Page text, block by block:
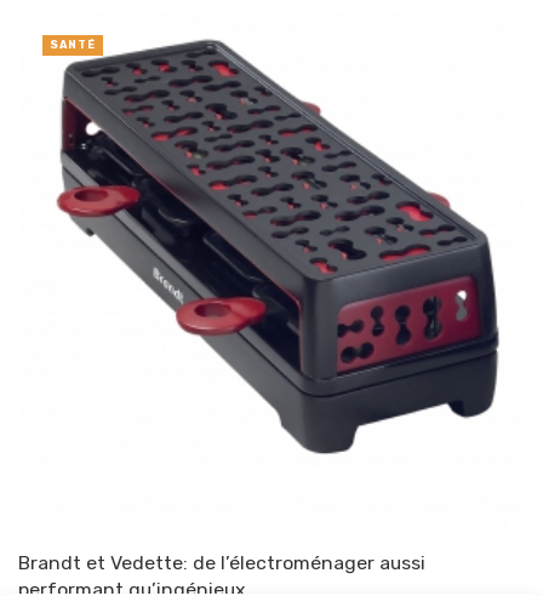
Brandt et Vedette: de l’électroménager aussi
performant qu’ingénieux
SANTÉ